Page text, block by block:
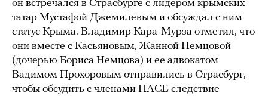
он встречался в Страсбурге с лидером крымских
татар Мустафой Джемилевым и обсуждал с ним
статус Крыма. Владимир Кара-Мурза отметил, что
они вместе с Касьяновым, Жанной Немцовой
(дочерью Бориса Немцова) и ее адвокатом
Вадимом Прохоровым отправились в Страсбург,
чтобы обсудить с членами ПАСЕ следствие